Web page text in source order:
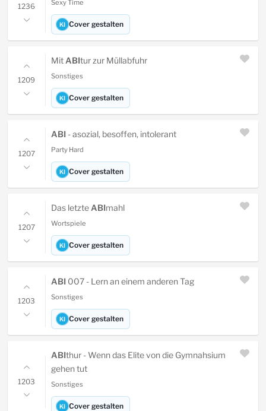
1236 Sexy Time
KI Cover gestalten
1209
Mit ABItur zur Müllabfuhr
Sonstiges
KI Cover gestalten
1207
ABI- asozial, besoffen, intolerant
Party Hard
KI Cover gestalten
1207
Das letzte ABImahl
Wortspiele
KI Cover gestalten
1203
ABI007 - Lern an einem anderen Tag
Sonstiges
KI Cover gestalten
1203
ABIthur - Wenn das Elite von die Gymnahsium
gehen tut
Sonstiges
KI Cover gestalten